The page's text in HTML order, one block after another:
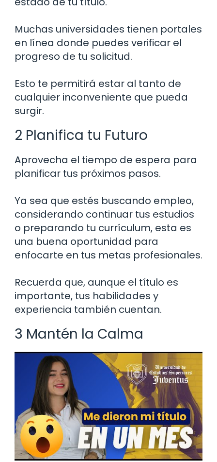
Muchas universidades tienen portales
en línea donde puedes verificar el
progreso de tu solicitud.
Esto te permitirá estar al tanto de
cualquier inconveniente que pueda
surgir.
2 Planifica tu Futuro
Aprovecha el tiempo de espera para
planificar tus próximos pasos.
Ya sea que estés buscando empleo,
considerando continuar tus estudios
o preparando tu currículum, esta es
una buena oportunidad para
enfocarte en tus metas profesionales.
Recuerda que, aunque el título es
importante, tus habilidades y
experiencia también cuentan.
3 Mantén la Calma